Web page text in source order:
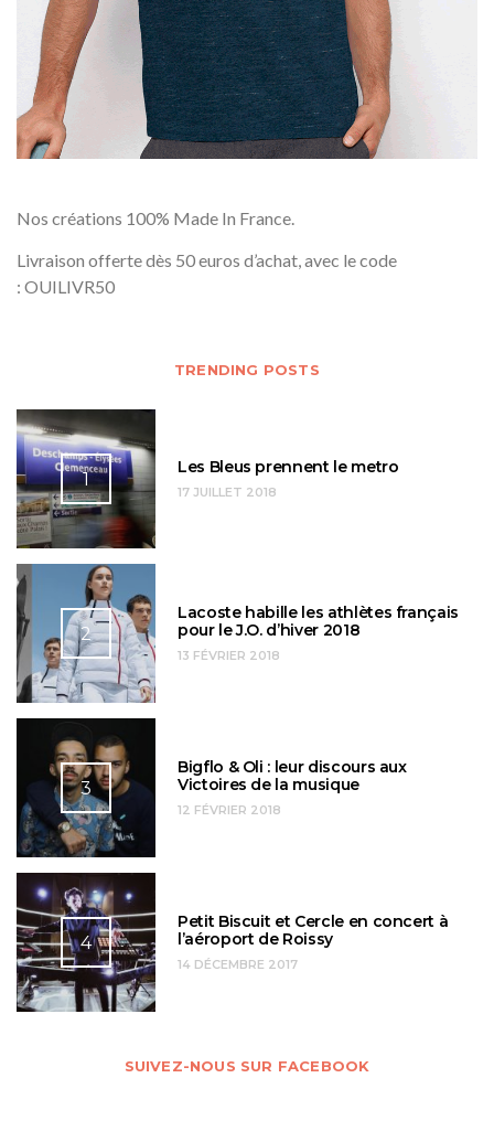
Nos créations 100% Made In France.
Livraison offerte dès 50 euros d’achat, avec le code
: OUILIVR50
TRENDING POSTS
1
Les Bleus prennent le metro
17 JUILLET 2018
2
Lacoste habille les athlètes français
pour le J.O. d’hiver 2018
13 FÉVRIER 2018
3
Bigflo & Oli : leur discours aux
Victoires de la musique
12 FÉVRIER 2018
4
Petit Biscuit et Cercle en concert à
l’aéroport de Roissy
14 DÉCEMBRE 2017
SUIVEZ-NOUS SUR FACEBOOK